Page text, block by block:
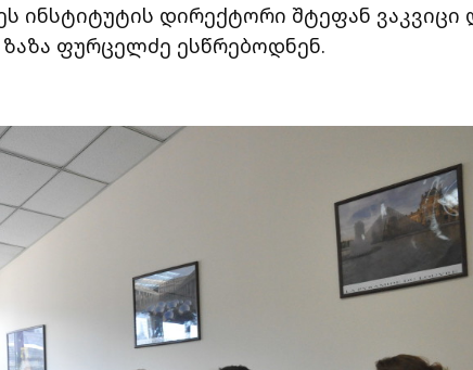
ინსტიტუტის დირექტორი შტეფან ვაკვიცი
ფურცელძე ესწრებოდნენ.